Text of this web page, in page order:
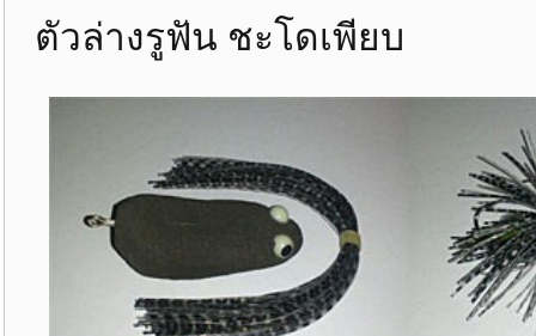
ตัวล่างรูฟัน ชะโดเพียบ